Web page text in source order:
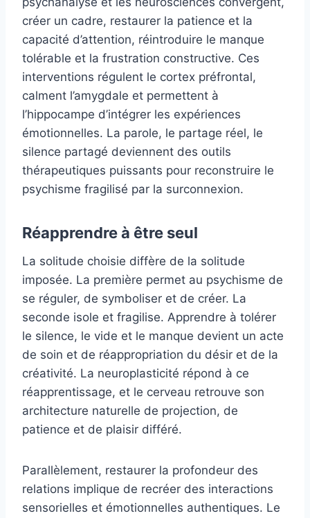
créer un cadre, restaurer la patience et la
capacité d’attention, réintroduire le manque
tolérable et la frustration constructive. Ces
interventions régulent le cortex préfrontal,
calment l’amygdale et permettent à
l’hippocampe d’intégrer les expériences
émotionnelles. La parole, le partage réel, le
silence partagé deviennent des outils
thérapeutiques puissants pour reconstruire le
psychisme fragilisé par la surconnexion.
Réapprendre à être seul
La solitude choisie diffère de la solitude
imposée. La première permet au psychisme de
se réguler, de symboliser et de créer. La
seconde isole et fragilise. Apprendre à tolérer
le silence, le vide et le manque devient un acte
de soin et de réappropriation du désir et de la
créativité. La neuroplasticité répond à ce
réapprentissage, et le cerveau retrouve son
architecture naturelle de projection, de
patience et de plaisir différé.
Parallèlement, restaurer la profondeur des
relations implique de recréer des interactions
sensorielles et émotionnelles authentiques. Le